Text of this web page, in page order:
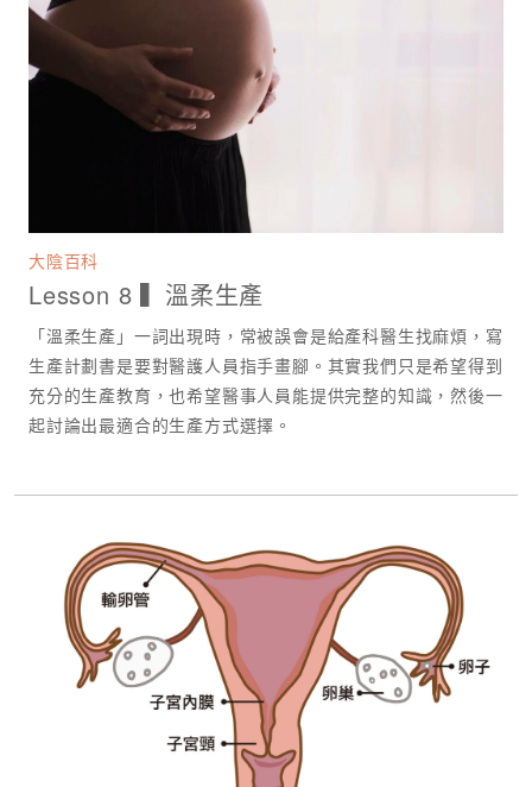
大陰百科
Lesson 8 ▍溫柔生產
「溫柔生產」一詞出現時，常被誤會是給產科醫生找麻煩，寫
生產計劃書是要對醫護人員指手畫腳。其實我們只是希望得到
充分的生產教育，也希望醫事人員能提供完整的知識，然後一
起討論出最適合的生產方式選擇。